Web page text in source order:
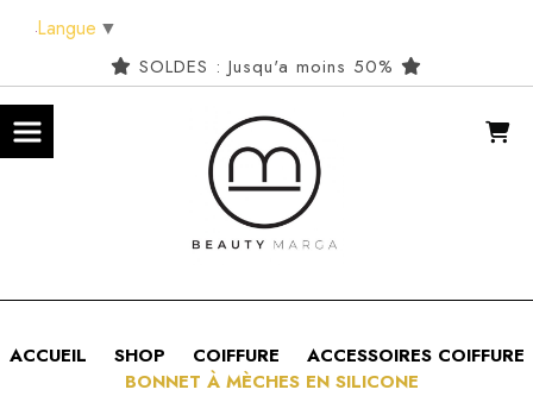
SOLDES : Jusqu'a moins 50%
ACCUEIL SHOP COIFFURE
ACCESSOIRES COIFFURE
BONNET À MÈCHES EN SILICONE
Langue ▼